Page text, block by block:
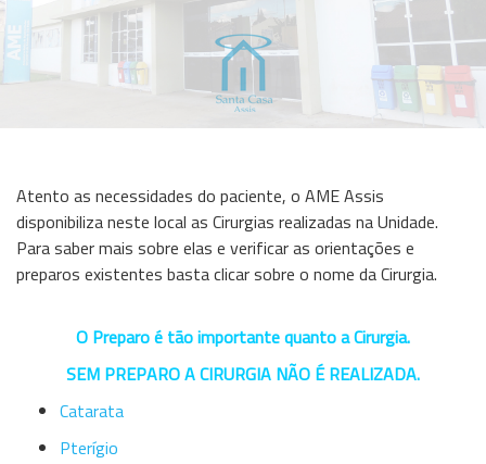
Atento as necessidades do paciente, o AME Assis
disponibiliza neste local as Cirurgias realizadas na Unidade.
Para saber mais sobre elas e verificar as orientações e
preparos existentes basta clicar sobre o nome da Cirurgia.
O Preparo é tão importante quanto a Cirurgia.
SEM PREPARO A CIRURGIA NÃO É REALIZADA.
Catarata
Pterígio